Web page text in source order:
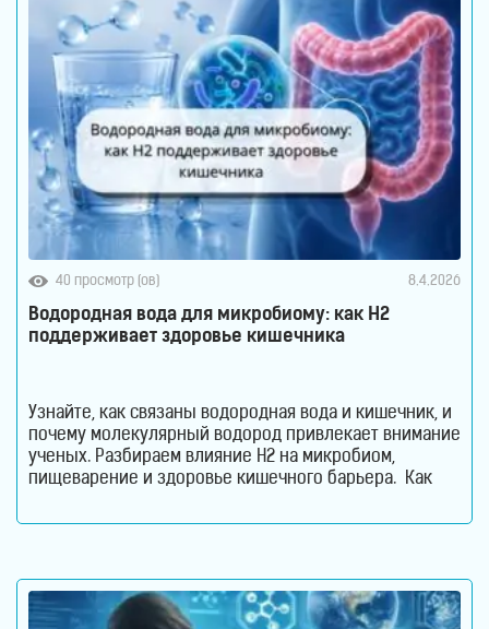
40 просмотр (ов) 8.4.2026
Водородная вода для микробиому: как H2
поддерживает здоровье кишечника
Узнайте, как связаны водородная вода и кишечник, и
почему молекулярный водород привлекает внимание
ученых. Разбираем влияние H2 на микробиом,
пищеварение и здоровье кишечного барьера. Как
Кишечник давно перестал считаться органом,
важнейших систем организма. Именно здесь